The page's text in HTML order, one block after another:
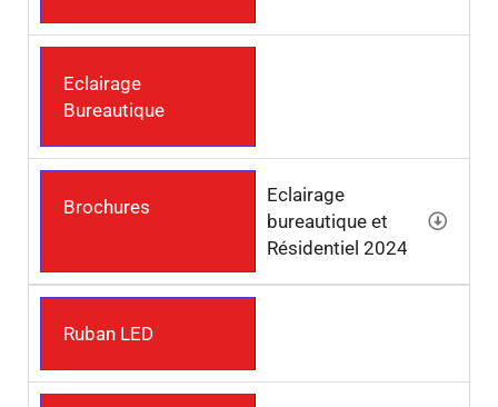
Eclairage
Bureautique
Brochures
Eclairage
bureautique et
Résidentiel 2024
Ruban LED